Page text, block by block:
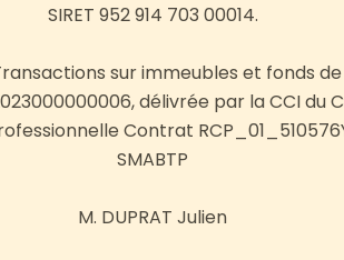
SIRET 952 914 703 00014.
sur immeubles et fonds
délivrée par la CCI du
Contrat
SMABTP
M. DUPRAT Julien